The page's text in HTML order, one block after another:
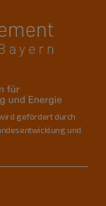
gefördert durch
und